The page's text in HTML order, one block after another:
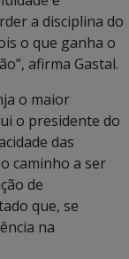
a disciplina do
o que ganha o
afirma Gastal.
o maior
o presidente do
das
caminho a ser
de
que, se
na